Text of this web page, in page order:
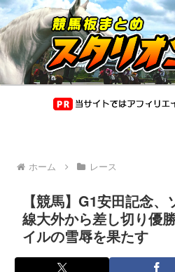
ホーム レース
【競馬】G1安田記念
線大外から差し切り優
イルの雪辱を果たす